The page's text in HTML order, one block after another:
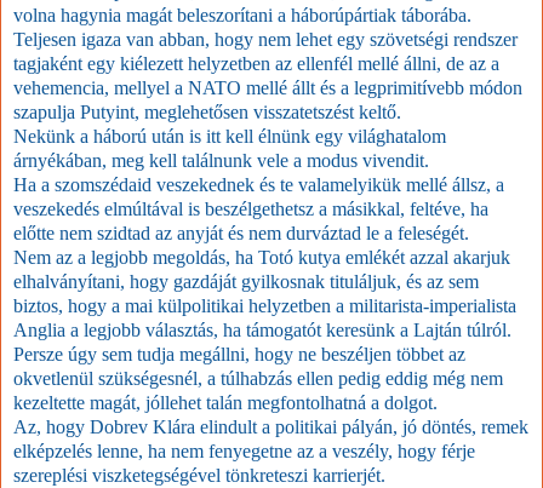
volna hagynia magát beleszorítani a háborúpártiak táborába.
Teljesen igaza van abban, hogy nem lehet egy szövetségi rendszer
tagjaként egy kiélezett helyzetben az ellenfél mellé állni, de az a
vehemencia, mellyel a NATO mellé állt és a legprimitívebb módon
szapulja Putyint, meglehetősen visszatetszést keltő.
Nekünk a háború után is itt kell élnünk egy világhatalom
árnyékában, meg kell találnunk vele a modus vivendit.
Ha a szomszédaid veszekednek és te valamelyikük mellé állsz, a
veszekedés elmúltával is beszélgethetsz a másikkal, feltéve, ha
előtte nem szidtad az anyját és nem durváztad le a feleségét.
Nem az a legjobb megoldás, ha Totó kutya emlékét azzal akarjuk
elhalványítani, hogy gazdáját gyilkosnak tituláljuk, és az sem
biztos, hogy a mai külpolitikai helyzetben a militarista-imperialista
Anglia a legjobb választás, ha támogatót keresünk a Lajtán túlról.
Persze úgy sem tudja megállni, hogy ne beszéljen többet az
okvetlenül szükségesnél, a túlhabzás ellen pedig eddig még nem
kezeltette magát, jóllehet talán megfontolhatná a dolgot.
Az, hogy Dobrev Klára elindult a politikai pályán, jó döntés, remek
elképzelés lenne, ha nem fenyegetne az a veszély, hogy férje
szereplési viszketegségével tönkreteszi karrierjét.